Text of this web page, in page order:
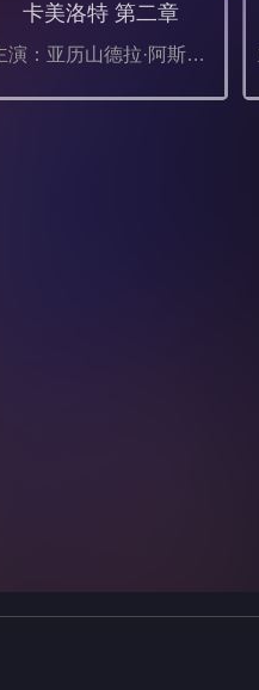
卡美洛特 第二章
主演：亚历山德拉·阿斯提耶尔,阿诺克·格林布戈,利翁内尔·阿斯蒂尔